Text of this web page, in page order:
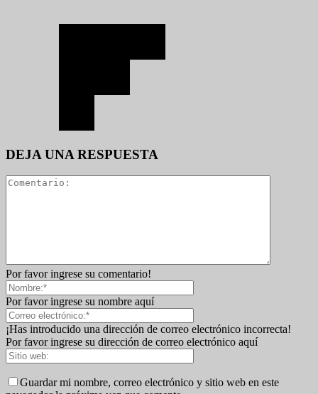
DEJA UNA RESPUESTA
Por favor ingrese su comentario!
Por favor ingrese su nombre aquí
¡Has introducido una dirección de correo electrónico incorrecta!
Por favor ingrese su dirección de correo electrónico aquí
Guardar mi nombre, correo electrónico y sitio web en este